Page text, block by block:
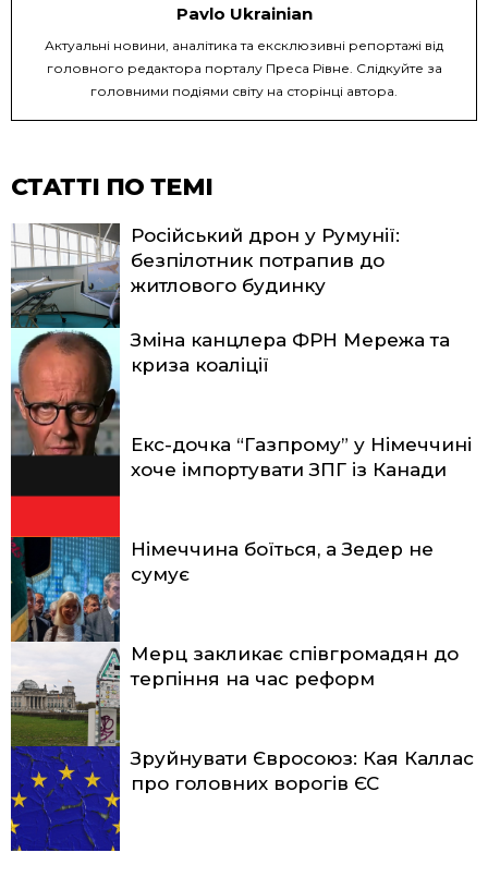
Pavlo Ukrainian
Актуальні новини, аналітика та ексклюзивні репортажі від
головного редактора порталу Преса Рівне. Слідкуйте за
головними подіями світу на сторінці автора.
СТАТТІ ПО ТЕМІ
Російський дрон у Румунії:
безпілотник потрапив до
житлового будинку
Зміна канцлера ФРН Мережа та
криза коаліції
Екс-дочка “Газпрому” у Німеччині
хоче імпортувати ЗПГ із Канади
Німеччина боїться, а Зедер не
сумує
Мерц закликає співгромадян до
терпіння на час реформ
Зруйнувати Євросоюз: Кая Каллас
про головних ворогів ЄС